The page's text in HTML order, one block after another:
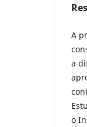
A
a
o